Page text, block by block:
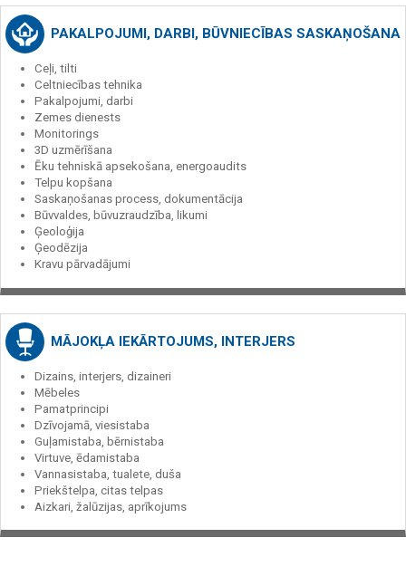
PAKALPOJUMI, DARBI, BŪVNIECĪBAS SASKAŅOŠANA
Ceļi, tilti
Celtniecības tehnika
Pakalpojumi, darbi
Zemes dienests
Monitorings
3D uzmērīšana
Ēku tehniskā apsekošana, energoaudits
Telpu kopšana
Saskaņošanas process, dokumentācija
Būvvaldes, būvuzraudzība, likumi
Ģeoloģija
Ģeodēzija
Kravu pārvadājumi
MĀJOKĻA IEKĀRTOJUMS, INTERJERS
Dizains, interjers, dizaineri
Mēbeles
Pamatprincipi
Dzīvojamā, viesistaba
Guļamistaba, bērnistaba
Virtuve, ēdamistaba
Vannasistaba, tualete, duša
Priekštelpa, citas telpas
Aizkari, žalūzijas, aprīkojums